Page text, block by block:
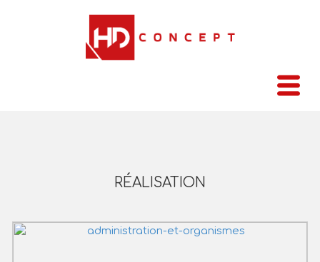
RÉALISATION